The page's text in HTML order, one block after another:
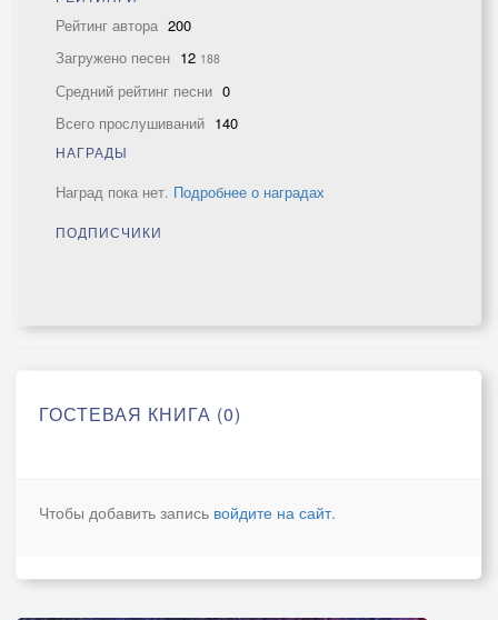
Рейтинг автора 200
Загружено песен 12 188
Средний рейтинг песни 0
Всего прослушиваний 140
НАГРАДЫ
Наград пока нет. Подробнее о наградах
ПОДПИСЧИКИ
ГОСТЕВАЯ КНИГА (0)
Чтобы добавить запись войдите на сайт.